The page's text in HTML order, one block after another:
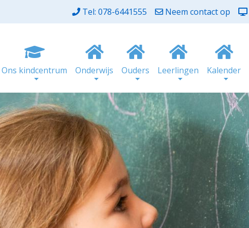
Tel: 078-6441555 Neem contact op
Ons kindcentrum Onderwijs Ouders Leerlingen Kalender